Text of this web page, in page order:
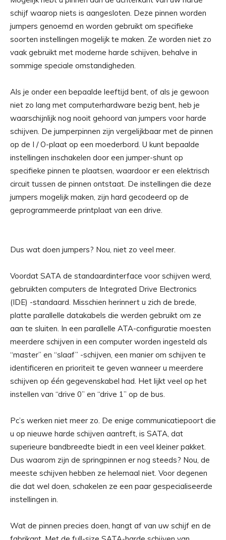
schijf waarop niets is aangesloten. Deze pinnen worden
jumpers genoemd en worden gebruikt om specifieke
soorten instellingen mogelijk te maken. Ze worden niet zo
vaak gebruikt met moderne harde schijven, behalve in
sommige speciale omstandigheden.
Als je onder een bepaalde leeftijd bent, of als je gewoon
niet zo lang met computerhardware bezig bent, heb je
waarschijnlijk nog nooit gehoord van jumpers voor harde
schijven. De jumperpinnen zijn vergelijkbaar met de pinnen
op de I / O-plaat op een moederbord. U kunt bepaalde
instellingen inschakelen door een jumper-shunt op
specifieke pinnen te plaatsen, waardoor er een elektrisch
circuit tussen de pinnen ontstaat. De instellingen die deze
jumpers mogelijk maken, zijn hard gecodeerd op de
geprogrammeerde printplaat van een drive.
Dus wat doen jumpers? Nou, niet zo veel meer.
Voordat SATA de standaardinterface voor schijven werd,
gebruikten computers de Integrated Drive Electronics
(IDE) -standaard. Misschien herinnert u zich de brede,
platte parallelle datakabels die werden gebruikt om ze
aan te sluiten. In een parallelle ATA-configuratie moesten
meerdere schijven in een computer worden ingesteld als
“master” en “slaaf” -schijven, een manier om schijven te
identificeren en prioriteit te geven wanneer u meerdere
schijven op één gegevenskabel had. Het lijkt veel op het
instellen van “drive 0” en “drive 1” op de bus.
Pc’s werken niet meer zo. De enige communicatiepoort die
u op nieuwe harde schijven aantreft, is SATA, dat
superieure bandbreedte biedt in een veel kleiner pakket.
Dus waarom zijn de springpinnen er nog steeds? Nou, de
meeste schijven hebben ze helemaal niet. Voor degenen
die dat wel doen, schakelen ze een paar gespecialiseerde
instellingen in.
Wat de pinnen precies doen, hangt af van uw schijf en de